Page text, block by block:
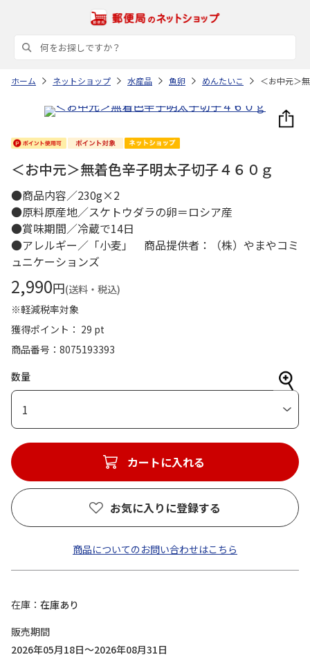
ホーム ネットショップ 水産品 魚卵 めんたいこ ＜お中元＞
＜お中元＞無着色辛子明太子切子４６０ｇ
●商品内容／230g×2
●原料原産地／スケトウダラの卵＝ロシア産
●賞味期間／冷蔵で14日
●アレルギー／「小麦」 商品提供者：（株）やまやコミ
ュニケーションズ
2,990円(送料・税込)
※軽減税率対象
獲得ポイント： 29 pt
商品番号
8075193393
数量
1
カートに入れる
お気に入りに登録する
商品についてのお問い合わせはこちら
在庫
在庫あり
販売期間
2026年05月18日～2026年08月31日